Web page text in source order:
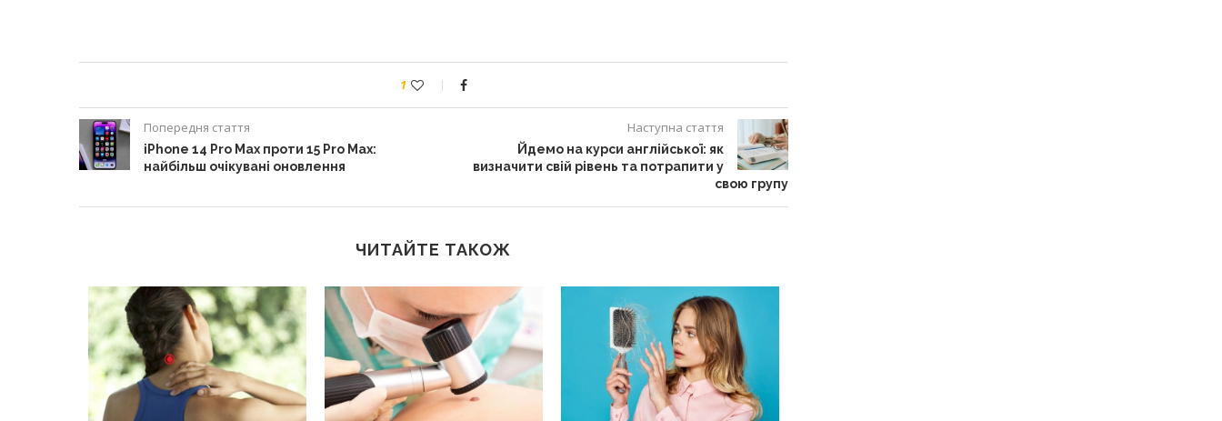
1
Попередня стаття
iPhone 14 Pro Max проти 15 Pro Max:
найбільш очікувані оновлення
Наступна стаття
Йдемо на курси англійської: як
визначити свій рівень та потрапити у
свою групу
ЧИТАЙТЕ ТАКОЖ